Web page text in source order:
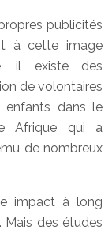
publicités
à cette image
il existe des
de volontaires
enfants dans le
Afrique qui a
de nombreux
impact à long
des études